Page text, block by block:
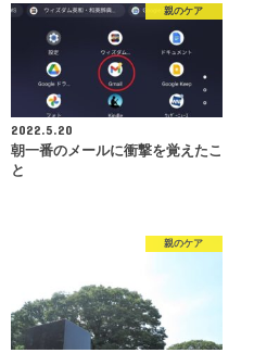
親のケア
2022.5.20
朝一番のメールに衝撃を覚えたこ
と
親のケア